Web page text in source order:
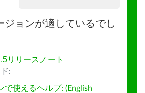
ジョンが適しているでし
リリースノート
:
で使えるヘルプ: (English